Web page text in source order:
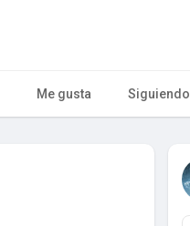
Me gusta Siguiendo